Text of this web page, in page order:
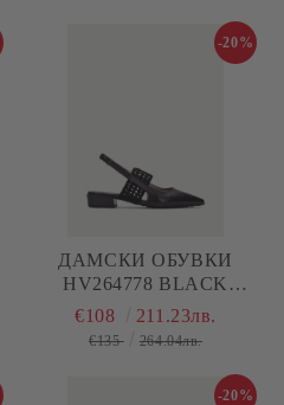
ДАМСКИ ОБУВКИ
HV264778 BLACK
HISPANITAS
-20%
€108 211.23лв.
€135 264.04лв.
-20%